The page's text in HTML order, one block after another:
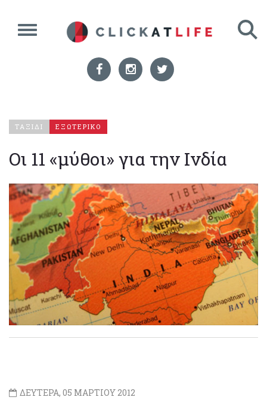
ΤΑΞΙΔΙ ΕΞΩΤΕΡΙΚΟ
Οι 11 «μύθοι» για την Ινδία
ΔΕΥΤΕΡΑ, 05 ΜΑΡΤΙΟΥ 2012